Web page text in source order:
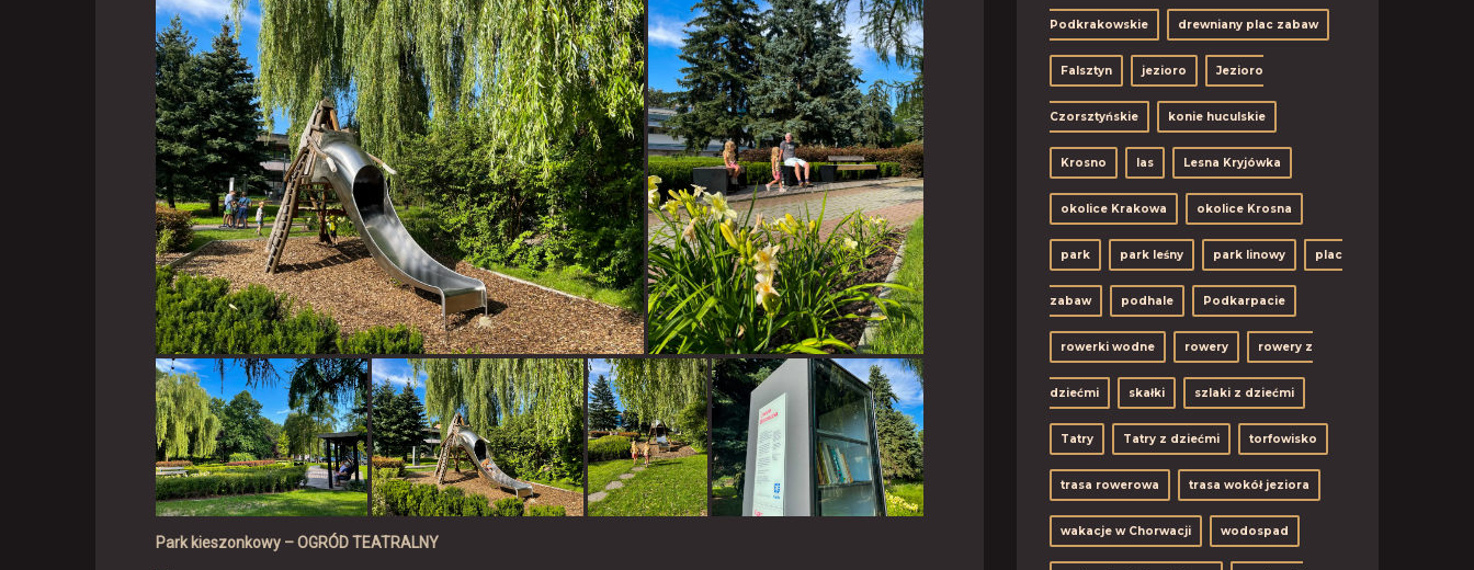
Park kieszonkowy – OGRÓD TEATRALNY
Podkrakowskie drewniany plac zabaw
Falsztyn jezioro Jezioro
Czorsztyńskie konie huculskie
Krosno las Lesna Kryjówka
okolice Krakowa okolice Krosna
park park leśny park linowy plac
zabaw podhale Podkarpacie
rowerki wodne rowery rowery z
dziećmi skałki szlaki z dziećmi
Tatry Tatry z dziećmi torfowisko
trasa rowerowa trasa wokół jeziora
wakacje w Chorwacji wodospad